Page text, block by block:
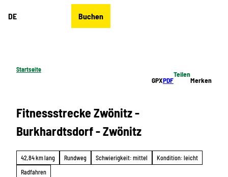
DE Buchen
Startseite
GPXPDF
Teilen
Merken
Fitnessstrecke Zwönitz -
Burkhardtsdorf - Zwönitz
42,84 km lang Rundweg Schwierigkeit: mittel
Kondition: leicht
Radfahren